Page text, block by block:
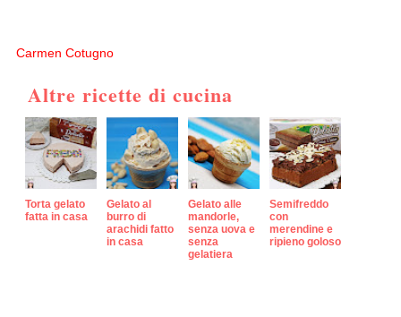
Carmen Cotugno
Altre ricette di cucina
Torta gelato
fatta in casa
Gelato al
burro di
arachidi fatto
in casa
Gelato alle
mandorle,
senza uova e
senza
gelatiera
Semifreddo
con
merendine e
ripieno goloso